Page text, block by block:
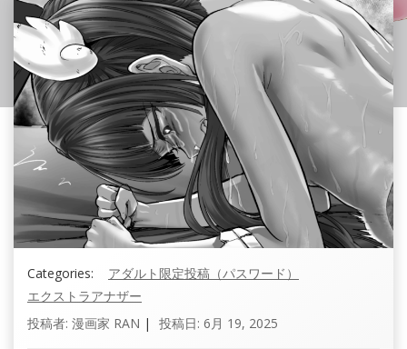
Categories:
アダルト限定投稿（パスワード）
エクストラアナザー
投稿者: 漫画家 RAN | 投稿日: 6月 19, 2025